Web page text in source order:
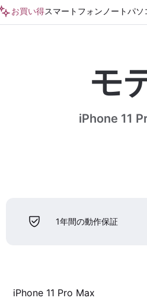
お買い得スマートフォン ノートパソ
モ
iPhone 11
1年間の動作保証
iPhone 11 Pro Max